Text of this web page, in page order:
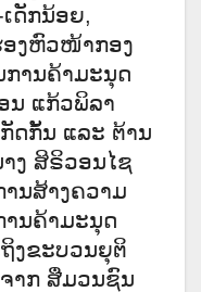
ດັກນ້ອຍ,
ງຫົວໜ້າກອງ
ການຄ້າມະນຸດ
ນ ແກ້ວພິລາ
ດກັ້ນ ແລະ ຕ້ານ
ງ ສິຣິວອນໄຊ
ນສ້າງຄວາມ
ານຄ້າມະນຸດ
ງຂະບວນຍຸຕິ
າກ ສື່ມວນຊົນ